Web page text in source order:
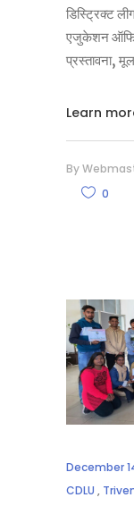
डिस्ट्रिक्ट
एजुकेशन
प्रस्तावना,
Learn
By
0
December
CDLU ,